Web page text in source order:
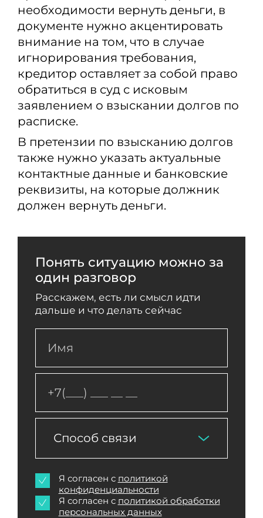
необходимости вернуть деньги, в
документе нужно акцентировать
внимание на том, что в случае
игнорирования требования,
кредитор оставляет за собой право
обратиться в суд с исковым
заявлением о взыскании долгов по
расписке.
В претензии по взысканию долгов
также нужно указать актуальные
контактные данные и банковские
реквизиты, на которые должник
должен вернуть деньги.
Понять ситуацию можно за
один разговор
Расскажем, есть ли смысл идти
дальше и что делать сейчас
Способ связи
Я согласен с политикой
конфиденциальности
Я согласен с политикой обработки
персональных данных